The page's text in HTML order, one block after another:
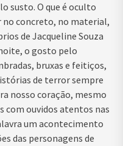
susto. O que é oculto
no concreto, no material,
de Jacqueline Souza
o gosto pelo
bruxas e feitiços,
de terror sempre
nosso coração, mesmo
com ouvidos atentos nas
um acontecimento
das personagens de